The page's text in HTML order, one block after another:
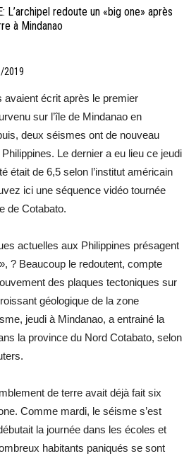
L’archipel redoute un «big one» après
à Mindanao
2019
avaient écrit après le premier
sur l’île de Mindanao en
deux séismes ont de nouveau
Le dernier a eu lieu ce jeudi
était de 6,5 selon l’institut américain
ici une séquence vidéo tournée
de Cotabato.
actuelles aux Philippines présagent
? Beaucoup le redoutent, compte
des plaques tectoniques sur
géologique de la zone
jeudi à Mindanao, a entrainé la
la province du Nord Cotabato, selon
de terre avait déjà fait six
Comme mardi, le séisme s’est
la journée dans les écoles et
habitants paniqués se sont